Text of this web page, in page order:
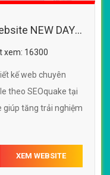
NEW DAY
SEO
xem: 16300
kế web chuyên
theo SEOquake tại
giúp tăng trải nghiệm
XEM WEBSITE